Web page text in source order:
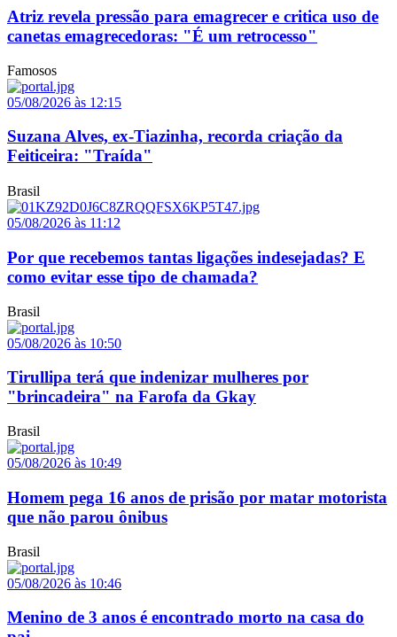
Atriz revela pressão para emagrecer e critica uso de
canetas emagrecedoras: "É um retrocesso"
Famosos
05/08/2026 às 12:15
Suzana Alves, ex-Tiazinha, recorda criação da
Feiticeira: "Traída"
Brasil
05/08/2026 às 11:12
Por que recebemos tantas ligações indesejadas? E
como evitar esse tipo de chamada?
Brasil
05/08/2026 às 10:50
Tirullipa terá que indenizar mulheres por
"brincadeira" na Farofa da Gkay
Brasil
05/08/2026 às 10:49
Homem pega 16 anos de prisão por matar motorista
que não parou ônibus
Brasil
05/08/2026 às 10:46
Menino de 3 anos é encontrado morto na casa do